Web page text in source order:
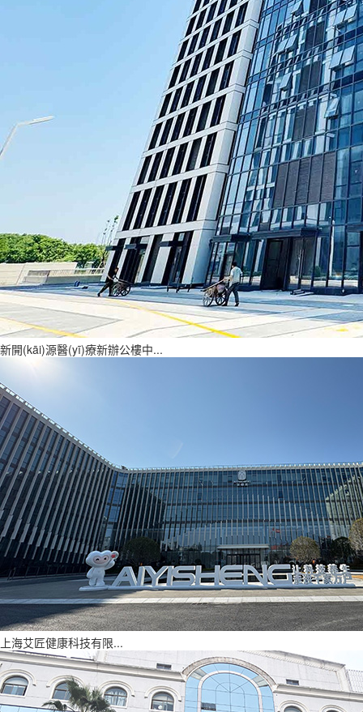
新開(kāi)源醫(yī)療新辦公樓中...
上海艾匠健康科技有限...